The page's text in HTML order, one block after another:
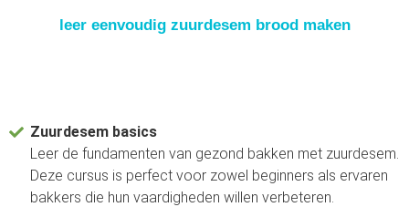
leer eenvoudig zuurdesem brood maken
Zuurdesem basics
Leer de fundamenten van gezond bakken met zuurdesem.
Deze cursus is perfect voor zowel beginners als ervaren
bakkers die hun vaardigheden willen verbeteren.